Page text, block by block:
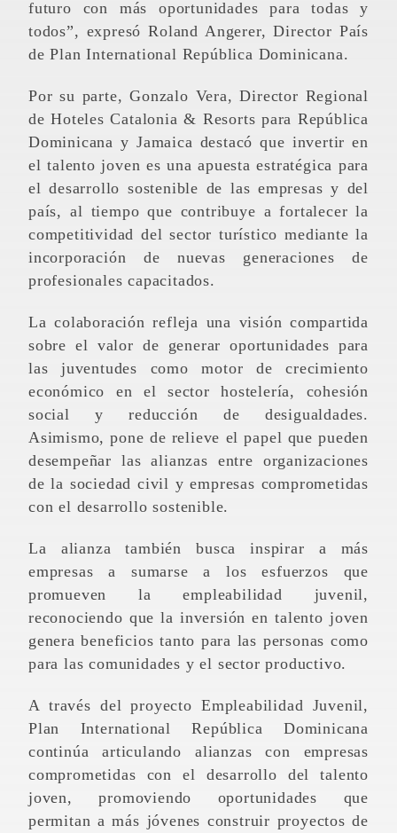
futuro con más oportunidades para todas y
todos”, expresó Roland Angerer, Director País
de Plan International República Dominicana.
Por su parte, Gonzalo Vera, Director Regional
de Hoteles Catalonia & Resorts para República
Dominicana y Jamaica destacó que invertir en
el talento joven es una apuesta estratégica para
el desarrollo sostenible de las empresas y del
país, al tiempo que contribuye a fortalecer la
competitividad del sector turístico mediante la
incorporación de nuevas generaciones de
profesionales capacitados.
La colaboración refleja una visión compartida
sobre el valor de generar oportunidades para
las juventudes como motor de crecimiento
económico en el sector hostelería, cohesión
social y reducción de desigualdades.
Asimismo, pone de relieve el papel que pueden
desempeñar las alianzas entre organizaciones
de la sociedad civil y empresas comprometidas
con el desarrollo sostenible.
La alianza también busca inspirar a más
empresas a sumarse a los esfuerzos que
promueven la empleabilidad juvenil,
reconociendo que la inversión en talento joven
genera beneficios tanto para las personas como
para las comunidades y el sector productivo.
A través del proyecto Empleabilidad Juvenil,
Plan International República Dominicana
continúa articulando alianzas con empresas
comprometidas con el desarrollo del talento
joven, promoviendo oportunidades que
permitan a más jóvenes construir proyectos de